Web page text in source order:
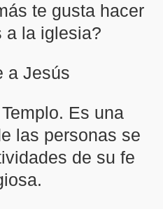
te gusta hacer
a la iglesia?
a Jesús
Es una
las personas se
de su fe